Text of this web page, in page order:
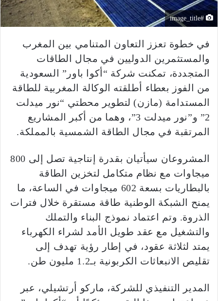
#image_title
في خطوة تعزز التعاون المتنامي بين المغرب
والمستثمرين الدوليين في مجال الطاقات
المتجددة، تمكنت شركة “أكوا باور” السعودية
من الفوز بعطاء أطلقته الوكالة المغربية للطاقة
المستدامة (مازن) لتطوير محطتي “نور ميدلت
2” و”نور ميدلت 3”، وهما من أكبر المشاريع
المرتقبة في مجال الطاقة الشمسية بالمملكة.
المشروعان سيأتيان بقدرة إنتاجية تصل إلى 800
ميجاوات مع نظام متكامل لتخزين الطاقة
بالبطاريات بسعة 602 ميجاوات في الساعة، ما
يمنح الشبكة الوطنية طاقة مستقرة خلال فترات
الذروة. وتم اعتماد نموذج البناء والتملك
والتشغيل مع عقد طويل الأمد لشراء الكهرباء
يمتد لثلاثة عقود، في إطار رؤية تهدف إلى
تقليص الانبعاثات الكربونية بـ1.2 مليون طن.
المدير التنفيذي للشركة، ماركو أرتشيلي، عبر